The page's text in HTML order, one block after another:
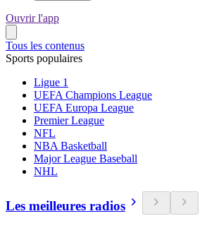
Ouvrir l'app
Tous les contenus
Sports populaires
Ligue 1
UEFA Champions League
UEFA Europa League
Premier League
NFL
NBA Basketball
Major League Baseball
NHL
Les meilleures radios